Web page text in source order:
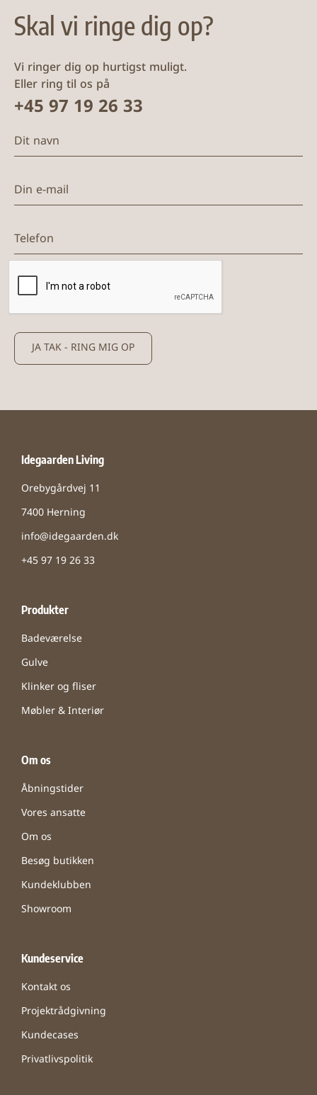
Skal vi ringe dig op?
Vi ringer dig op hurtigst muligt.
Eller ring til os på
+45 97 19 26 33
JA TAK - RING MIG OP
Idegaarden Living
Orebygårdvej 11
7400 Herning
info@idegaarden.dk
+45 97 19 26 33
Produkter
Badeværelse
Gulve
Klinker og fliser
Møbler & Interiør
Om os
Åbningstider
Vores ansatte
Om os
Besøg butikken
Kundeklubben
Showroom
Kundeservice
Kontakt os
Projektrådgivning
Kundecases
Privatlivspolitik